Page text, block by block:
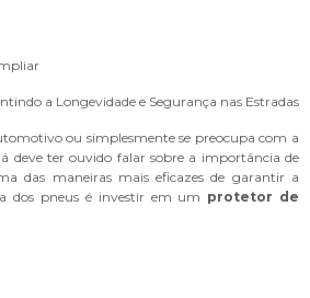
a Longevidade e Segurança nas Estradas
ou simplesmente se preocupa com a
deve ter ouvido falar sobre a importância de
das maneiras mais eficazes de garantir a
dos pneus é investir em um protetor de